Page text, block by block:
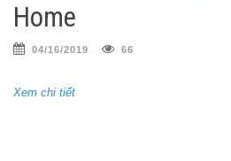
Home
04/16/2019 66
Xem chi tiết